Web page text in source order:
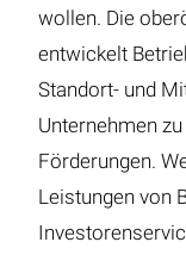
wollen. Die
entwickelt
Standort- und
Unternehmen
Förderungen.
Leistungen von